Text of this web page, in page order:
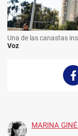
Una de las canastas
Voz
MARINA